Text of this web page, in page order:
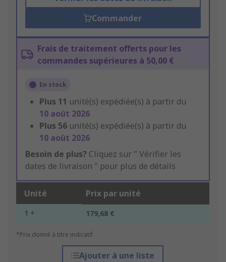
Commander
Frais de traitement offerts pour les
commandes supérieures à 50,00 €
En stock
Plus 11 unité(s) expédiée(s) à partir du
10 août 2026
Plus 56 unité(s) expédiée(s) à partir du
10 août 2026
Besoin de plus? Cliquez sur " Vérifier les
dates de livraison " pour plus de détails
Unité Prix par unité
1 + 179,68 €
*Prix donné à titre indicatif
Ajouter à une liste